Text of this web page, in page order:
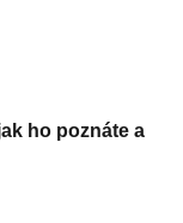
ho poznáte a